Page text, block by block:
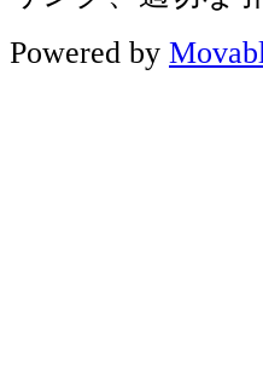
Powered by